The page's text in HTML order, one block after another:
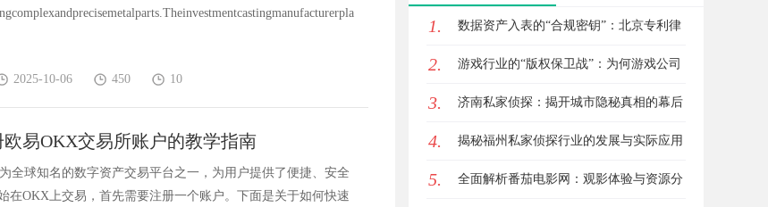
2025-10-06 450 10
易OKX交易所账户的教学指南
全球知名的数字资产交易平台之一，为用户提供了便捷、安全
在OKX上交易，首先需要注册一个账户。下面是关于如何快速
1. 数据资产入表的“合规密钥”：北京专利律
师如何为数据知识产权登记扫清障碍
2. 游戏行业的“版权保卫战”：为何游戏公司
离不开版权律师
3. 济南私家侦探：揭开城市隐秘真相的幕后
英雄
4. 揭秘福州私家侦探行业的发展与实际应用
全解析
5. 全面解析番茄电影网：观影体验与资源分